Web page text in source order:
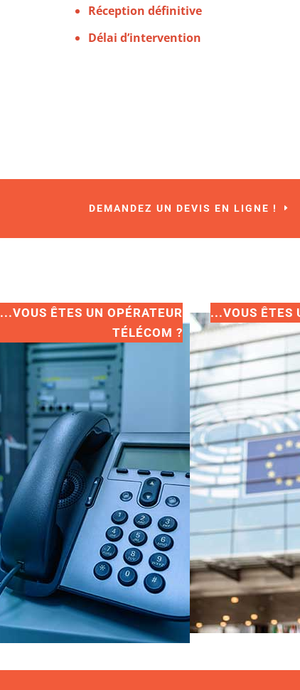
Réception définitive
Délai d’intervention
DEMANDEZ UN DEVIS EN LIGNE !
...VOUS ÊTES UN OPÉRATEUR
TÉLÉCOM ?
...VOUS ÊTES